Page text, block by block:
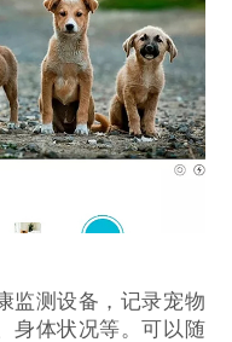
监测设备，记录宠物
身体状况等。可以随